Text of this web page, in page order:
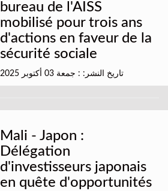
bureau de l'AISS
mobilisé pour trois ans
d'actions en faveur de la
sécurité sociale
تاريخ النشر: : جمعة 03 أكتوبر 2025
Mali - Japon :
Délégation
d'investisseurs japonais
en quête d'opportunités